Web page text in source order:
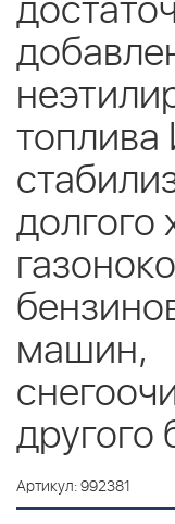
долгого
машин,
другого
Артикул: 992381